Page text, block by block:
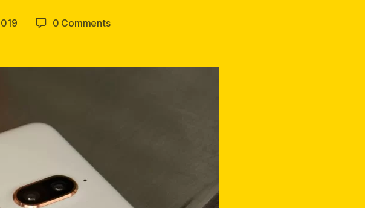
0 Comments